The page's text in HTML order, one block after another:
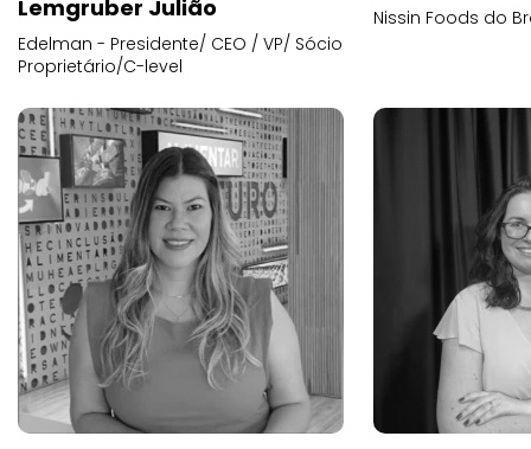
Lemgruber Julião
Edelman - Presidente/ CEO / VP/ Sócio
Proprietário/C-level
Nissin Foods do